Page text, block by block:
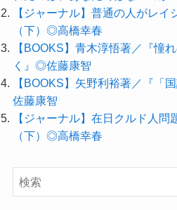
【ジャーナル】普通の人がレイ
（下）◎高橋幸春
【BOOKS】青木淳悟著／『
く』◎佐藤康智
【BOOKS】矢野利裕著／『「
佐藤康智
【ジャーナル】在日クルド人
（下）◎高橋幸春